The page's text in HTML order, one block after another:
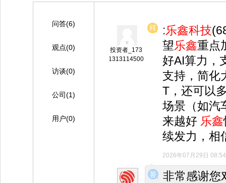
问答(6)
观点(0)
访谈(0)
公司(1)
用户(0)
投资者_173
1313114500
:乐鑫科技
望乐鑫重点
好AI算力，
支持，简化
T，还可以
场景（如汽
来越好 乐鑫
续发力，相
2026年07月29日 08:54
◆
◆
非常感谢您